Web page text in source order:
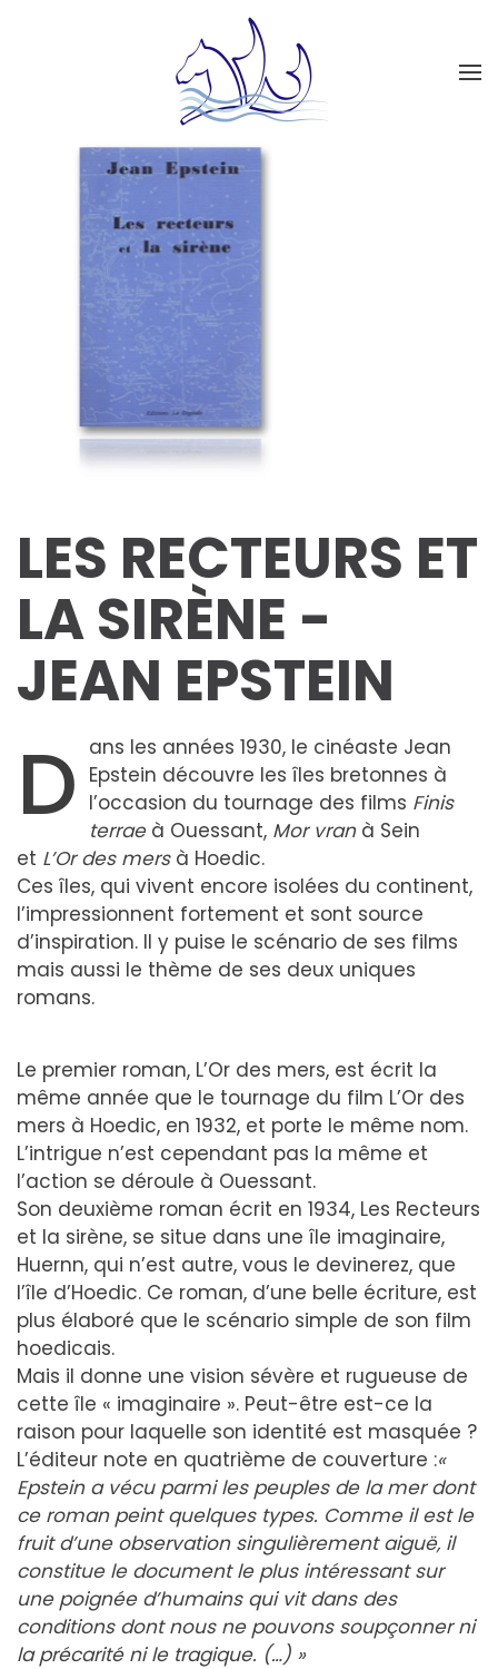
LES RECTEURS ET
LA SIRÈNE -
JEAN EPSTEIN
D ans les années 1930, le cinéaste Jean
Epstein découvre les îles bretonnes à
l’occasion du tournage des films Finis
terraeà Ouessant, Mor vranà Sein
et L’Or des mersà Hoedic.
Ces îles, qui vivent encore isolées du continent,
l’impressionnent fortement et sont source
d’inspiration. Il y puise le scénario de ses films
mais aussi le thème de ses deux uniques
romans.
Le premier roman, L’Or des mers, est écrit la
même année que le tournage du film L’Or des
mers à Hoedic, en 1932, et porte le même nom.
L’intrigue n’est cependant pas la même et
l’action se déroule à Ouessant.
Son deuxième roman écrit en 1934, Les Recteurs
et la sirène, se situe dans une île imaginaire,
Huernn, qui n’est autre, vous le devinerez, que
l’île d’Hoedic. Ce roman, d’une belle écriture, est
plus élaboré que le scénario simple de son film
hoedicais.
Mais il donne une vision sévère et rugueuse de
cette île « imaginaire ». Peut-être est-ce la
raison pour laquelle son identité est masquée ?
L’éditeur note en quatrième de couverture :«
Epstein a vécu parmi les peuples de la mer dont
ce roman peint quelques types. Comme il est le
fruit d’une observation singulièrement aiguë, il
constitue le document le plus intéressant sur
une poignée d’humains qui vit dans des
conditions dont nous ne pouvons soupçonner ni
la précarité ni le tragique. (…) »